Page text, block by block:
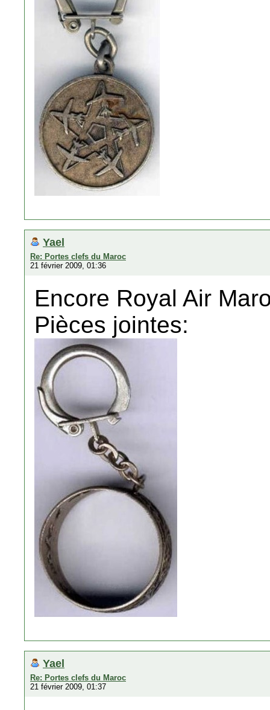
Yael
Re: Portes clefs du Maroc
21 février 2009, 01:36
Encore Royal Air
Pièces jointes:
Yael
Re: Portes clefs du Maroc
21 février 2009, 01:37